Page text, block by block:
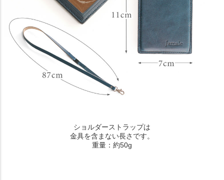
ショルダーストラップは
金具を含まない長さです。
重量：約50g